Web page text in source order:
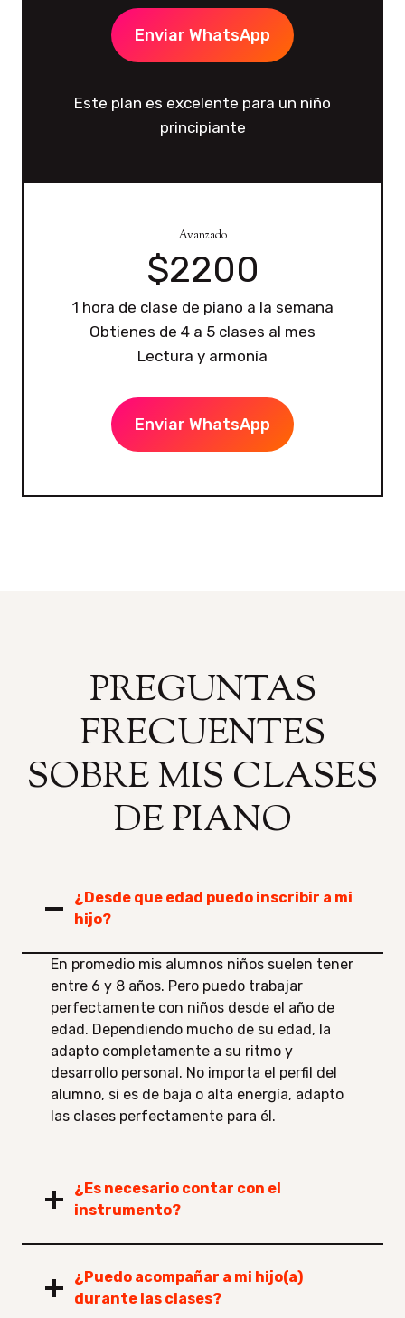
Enviar WhatsApp
Este plan es excelente para un niño
principiante
Avanzado
$2200
1 hora de clase de piano a la semana
Obtienes de 4 a 5 clases al mes
Lectura y armonía
Enviar WhatsApp
PREGUNTAS
FRECUENTES
SOBRE MIS CLASES
DE PIANO
¿Desde que edad puedo inscribir a mi
hijo?
En promedio mis alumnos niños suelen tener
entre 6 y 8 años. Pero puedo trabajar
perfectamente con niños desde el año de
edad. Dependiendo mucho de su edad, la
adapto completamente a su ritmo y
desarrollo personal. No importa el perfil del
alumno, si es de baja o alta energía, adapto
las clases perfectamente para él.
¿Es necesario contar con el
instrumento?
¿Puedo acompañar a mi hijo(a)
durante las clases?